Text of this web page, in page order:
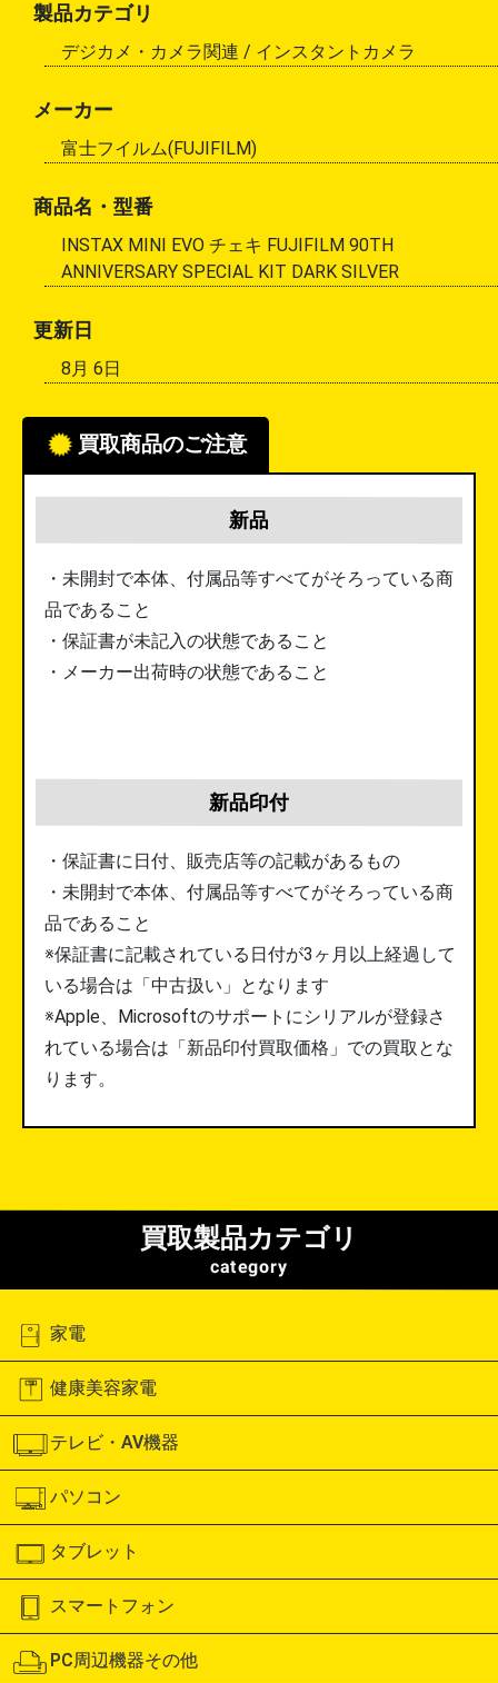
製品カテゴリ
デジカメ・カメラ関連 / インスタントカメラ
メーカー
富士フイルム(FUJIFILM)
商品名・型番
INSTAX MINI EVO チェキ FUJIFILM 90TH
ANNIVERSARY SPECIAL KIT DARK SILVER
更新日
8月 6日
買取商品のご注意
新品
・未開封で本体、付属品等すべてがそろっている商
品であること
・保証書が未記入の状態であること
・メーカー出荷時の状態であること
新品印付
・保証書に日付、販売店等の記載があるもの
・未開封で本体、付属品等すべてがそろっている商
品であること
※保証書に記載されている日付が3ヶ月以上経過して
いる場合は「中古扱い」となります
※Apple、Microsoftのサポートにシリアルが登録さ
れている場合は「新品印付買取価格」での買取とな
ります。
買取製品カテゴリ
category
家電
健康美容家電
テレビ・AV機器
パソコン
タブレット
スマートフォン
PC周辺機器その他